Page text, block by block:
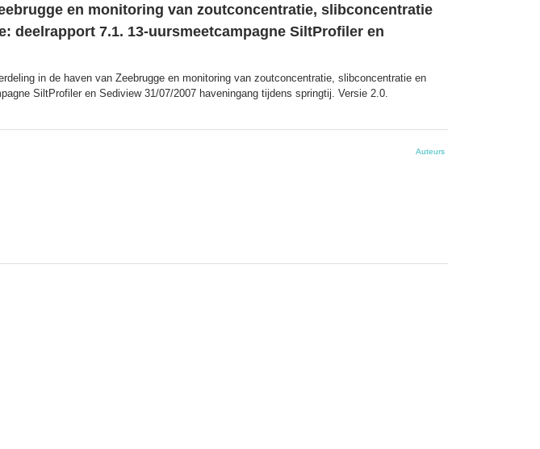
en monitoring van zoutconcentratie, slibconcentratie
deelrapport 7.1. 13-uursmeetcampagne SiltProfiler en
in de haven van Zeebrugge en monitoring van zoutconcentratie, slibconcentratie en
SiltProfiler en Sediview 31/07/2007 haveningang tijdens springtij. Versie 2.0.
Auteurs